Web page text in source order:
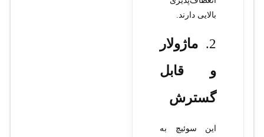
بالایی دارند.
2.
ماژولار
و قابل
گسترش
این سوئیچ به